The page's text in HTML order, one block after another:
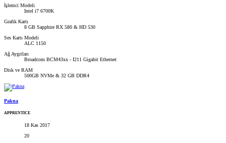
İşlemci Modeli
Intel i7 6700K
Grafik Kartı
8 GB Sapphire RX 580 & HD 530
Ses Kartı Modeli
ALC 1150
Ağ Aygıtları
Broadcom BCM43xx - I211 Gigabit Ethernet
Disk ve RAM
500GB NVMe & 32 GB DDR4
Pakna
APPRENTICE
18 Kas 2017
20